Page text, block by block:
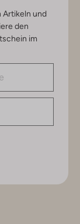
Artikeln und
den
im